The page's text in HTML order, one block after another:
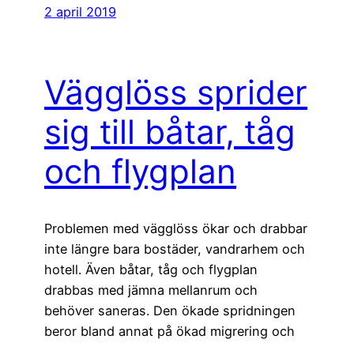
2 april 2019
Vägglöss sprider
sig till båtar, tåg
och flygplan
Problemen med vägglöss ökar och drabbar
inte längre bara bostäder, vandrarhem och
hotell. Även båtar, tåg och flygplan
drabbas med jämna mellanrum och
behöver saneras. Den ökade spridningen
beror bland annat på ökad migrering och